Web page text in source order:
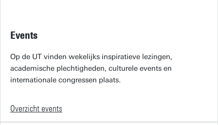
Events
Op de UT vinden wekelijks inspiratieve lezingen,
academische plechtigheden, culturele events en
internationale congressen plaats.
Overzicht events